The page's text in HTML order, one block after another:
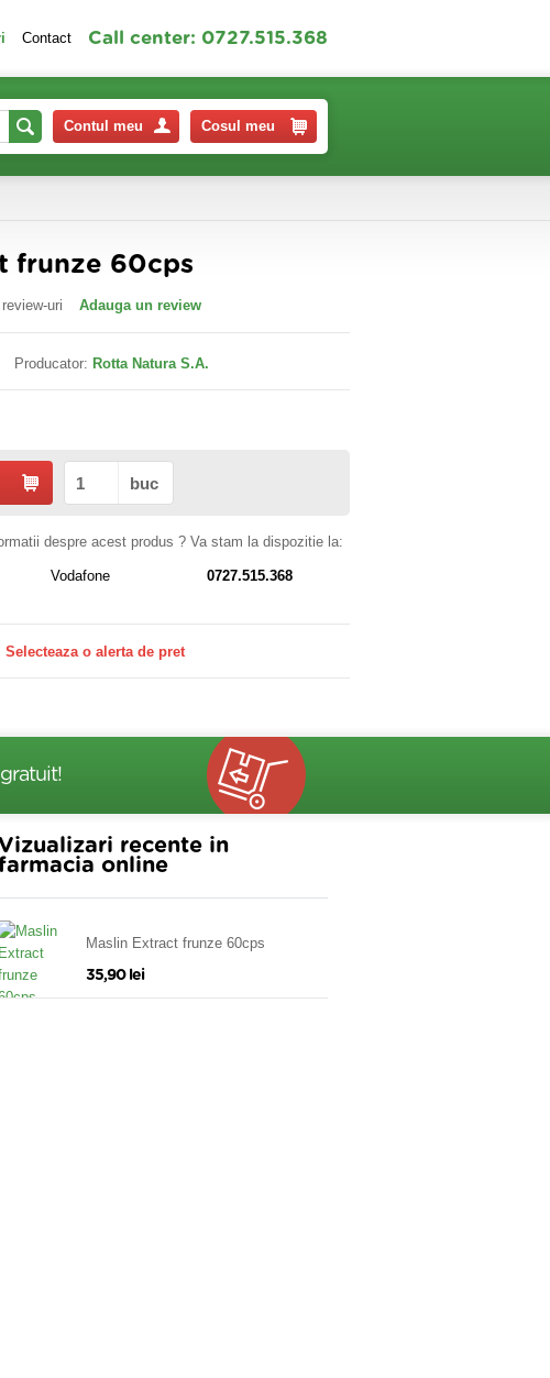
Contact Call center: 0727.515.368
Contul meu Cosul meu
frunze 60cps
uri Adauga un review
Producator: Rotta Natura S.A.
buc
despre acest produs ? Va stam la dispozitie la:
Vodafone
0727.515.368
Selecteaza o alerta de pret
recente in
online
Maslin Extract frunze 60cps
35,90 lei